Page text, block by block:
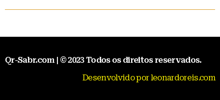
Qr-Sabr.com | © 2023 Todos os direitos reservados.
Desenvolvido por leonardoreis.com